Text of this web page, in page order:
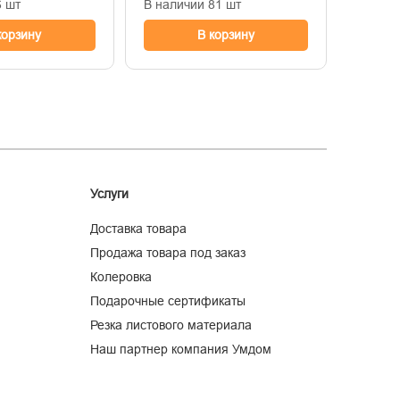
шт В наличии 81 шт
В корзину
Услуги
Доставка товара
Продажа товара под заказ
Колеровка
Подарочные сертификаты
Резка листового материала
Наш партнер компания Умдом